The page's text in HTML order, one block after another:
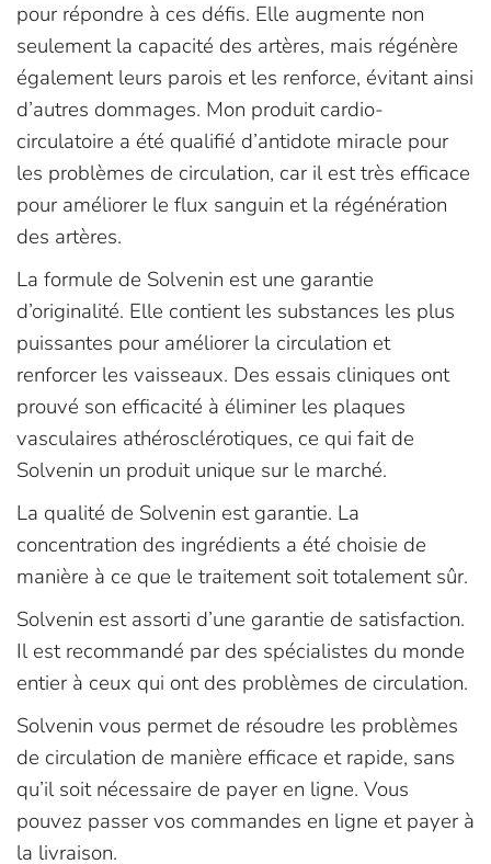
pour répondre à ces défis. Elle augmente non
seulement la capacité des artères, mais régénère
également leurs parois et les renforce, évitant ainsi
d’autres dommages. Mon produit cardio-
circulatoire a été qualifié d’antidote miracle pour
les problèmes de circulation, car il est très efficace
pour améliorer le flux sanguin et la régénération
des artères.
La formule de Solvenin est une garantie
d’originalité. Elle contient les substances les plus
puissantes pour améliorer la circulation et
renforcer les vaisseaux. Des essais cliniques ont
prouvé son efficacité à éliminer les plaques
vasculaires athérosclérotiques, ce qui fait de
Solvenin un produit unique sur le marché.
La qualité de Solvenin est garantie. La
concentration des ingrédients a été choisie de
manière à ce que le traitement soit totalement sûr.
Solvenin est assorti d’une garantie de satisfaction.
Il est recommandé par des spécialistes du monde
entier à ceux qui ont des problèmes de circulation.
Solvenin vous permet de résoudre les problèmes
de circulation de manière efficace et rapide, sans
qu’il soit nécessaire de payer en ligne. Vous
pouvez passer vos commandes en ligne et payer à
la livraison.